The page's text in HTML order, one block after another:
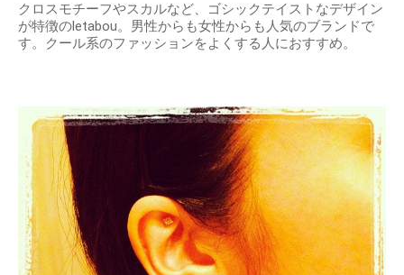
クロスモチーフやスカルなど、ゴシックテイストなデザイン
が特徴のletabou。男性からも女性からも人気のブランドで
す。クール系のファッションをよくする人におすすめ。